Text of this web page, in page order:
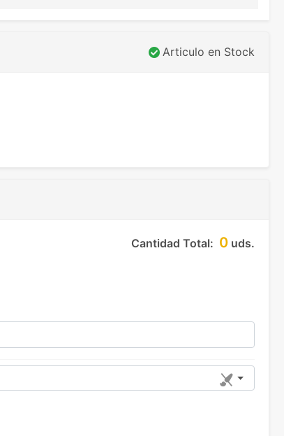
Articulo en Stock
Cantidad Total: 0 uds.